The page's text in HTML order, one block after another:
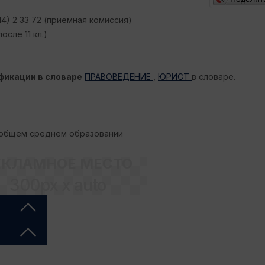
2 33 72 (приемная комиссия)
11 кл.)
в словаре ПРАВОВЕДЕНИЕ ЮРИСТ в словаре.
среднем образовании